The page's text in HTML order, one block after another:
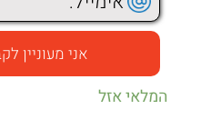
המלאי אזל